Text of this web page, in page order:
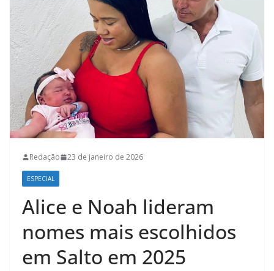
Redação 23 de janeiro de 2026
ESPECIAL
Alice e Noah lideram
nomes mais escolhidos
em Salto em 2025